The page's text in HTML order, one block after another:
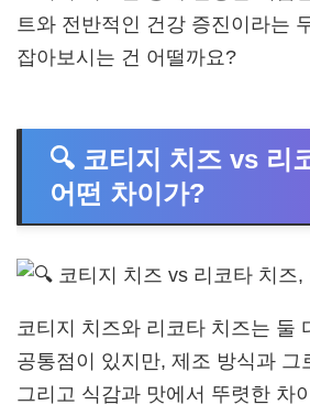
트와 전반적인 건강 증진이라는
잡아보시는 건 어떨까요?
🔍 코티지 치즈 vs 리
어떤 차이가?
코티지 치즈와 리코타 치즈는 둘
공통점이 있지만, 제조 방식과 그
그리고 식감과 맛에서 뚜렷한 차